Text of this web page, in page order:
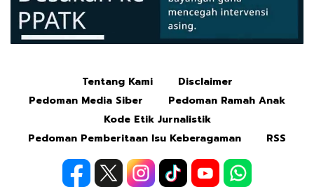
Tentang Kami
Disclaimer
Pedoman Media Siber
Pedoman Ramah Anak
Kode Etik Jurnalistik
Pedoman Pemberitaan Isu Keberagaman
RSS